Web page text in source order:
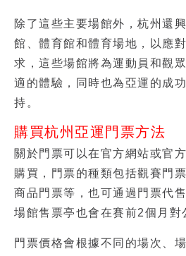
除了這些主要場館外，杭州還
館、體育館和體育場地，以應
求，這些場館將為運動員和觀
適的體驗，同時也為亞運的成
持。
購買杭州亞運門票方法
關於門票可以在官方網站或官
購買，門票的種類包括觀賽門
商品門票等，也可通過門票代
場館售票亭也會在賽前2個月對
門票價格會根據不同的場次、